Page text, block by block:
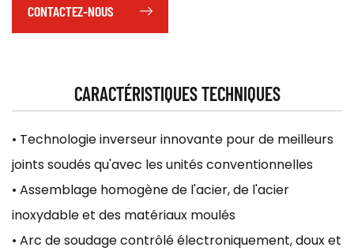
• Avec accessoires complets :
Porte-électrode, pince de masse, câble de soudage,
CONTACTEZ-NOUS
CARACTÉRISTIQUES TECHNIQUES
• Technologie inverseur innovante pour de meilleurs
joints soudés qu'avec les unités conventionnelles
• Assemblage homogène de l'acier, de l'acier
inoxydable et des matériaux moulés
• Arc de soudage contrôlé électroniquement, doux et